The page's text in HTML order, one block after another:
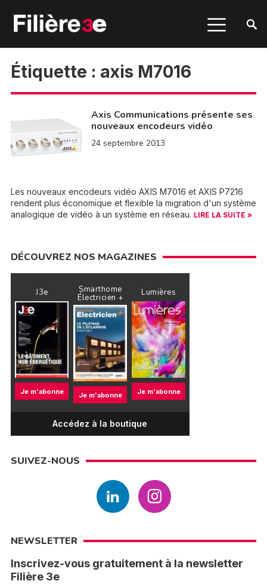
Étiquette : axis M7016
Axis Communications présente ses
nouveaux encodeurs vidéo
24 septembre 2013
Les nouveaux encodeurs vidéo AXIS M7016 et AXIS P7216
rendent plus économique et flexible la migration d'un système
analogique de vidéo à un système en réseau. LIRE LA SUITE »
DÉCOUVREZ NOS MAGAZINES
J3e
Je m'abonne
Smarthome
Électricien +
Je m'abonne
Lumières
Je m'abonne
Accédez à la boutique
SUIVEZ-NOUS
NEWSLETTER
Inscrivez-vous gratuitement à la newsletter
Filière 3e